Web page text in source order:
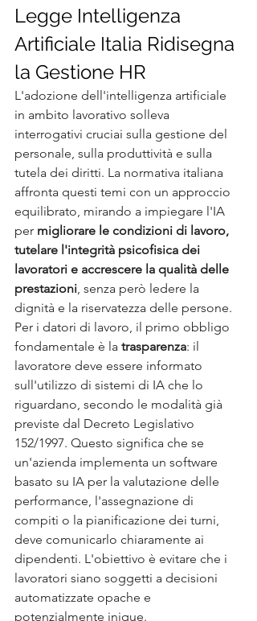
Legge Intelligenza
Artificiale Italia Ridisegna
la Gestione HR
L'adozione dell'intelligenza artificiale
in ambito lavorativo solleva
interrogativi cruciai sulla gestione del
personale, sulla produttività e sulla
tutela dei diritti. La normativa italiana
affronta questi temi con un approccio
equilibrato, mirando a impiegare l'IA
per migliorare le condizioni di lavoro,
tutelare l'integrità psicofisica dei
lavoratori e accrescere la qualità delle
prestazioni , senza però ledere la
dignità e la riservatezza delle persone.
Per i datori di lavoro, il primo obbligo
fondamentale è la trasparenza: il
lavoratore deve essere informato
sull'utilizzo di sistemi di IA che lo
riguardano, secondo le modalità già
previste dal Decreto Legislativo
152/1997. Questo significa che se
un'azienda implementa un software
basato su IA per la valutazione delle
performance, l'assegnazione di
compiti o la pianificazione dei turni,
deve comunicarlo chiaramente ai
dipendenti. L'obiettivo è evitare che i
lavoratori siano soggetti a decisioni
automatizzate opache e
potenzialmente inique.